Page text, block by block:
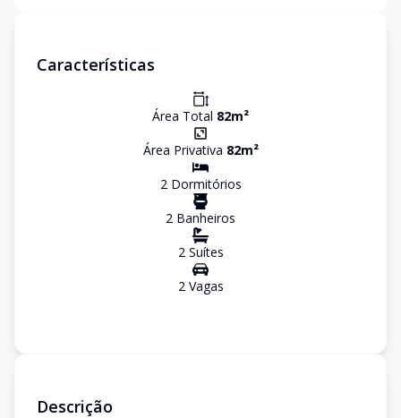
Características
Área Total 82m²
Área Privativa 82m²
2Dormitórios
2 Banheiros
2Suítes
2Vagas
Descrição